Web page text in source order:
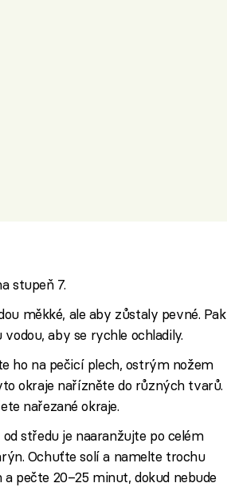
stupeň 7.
měkké, ale aby zůstaly pevné. Pak
aby se rychle ochladily.
ho na pečicí plech, ostrým nožem
okraje nařízněte do různých tvarů.
nařezané okraje.
středu je naaranžujte po celém
Ochuťte solí a namelte trochu
pečte 20–25 minut, dokud nebude